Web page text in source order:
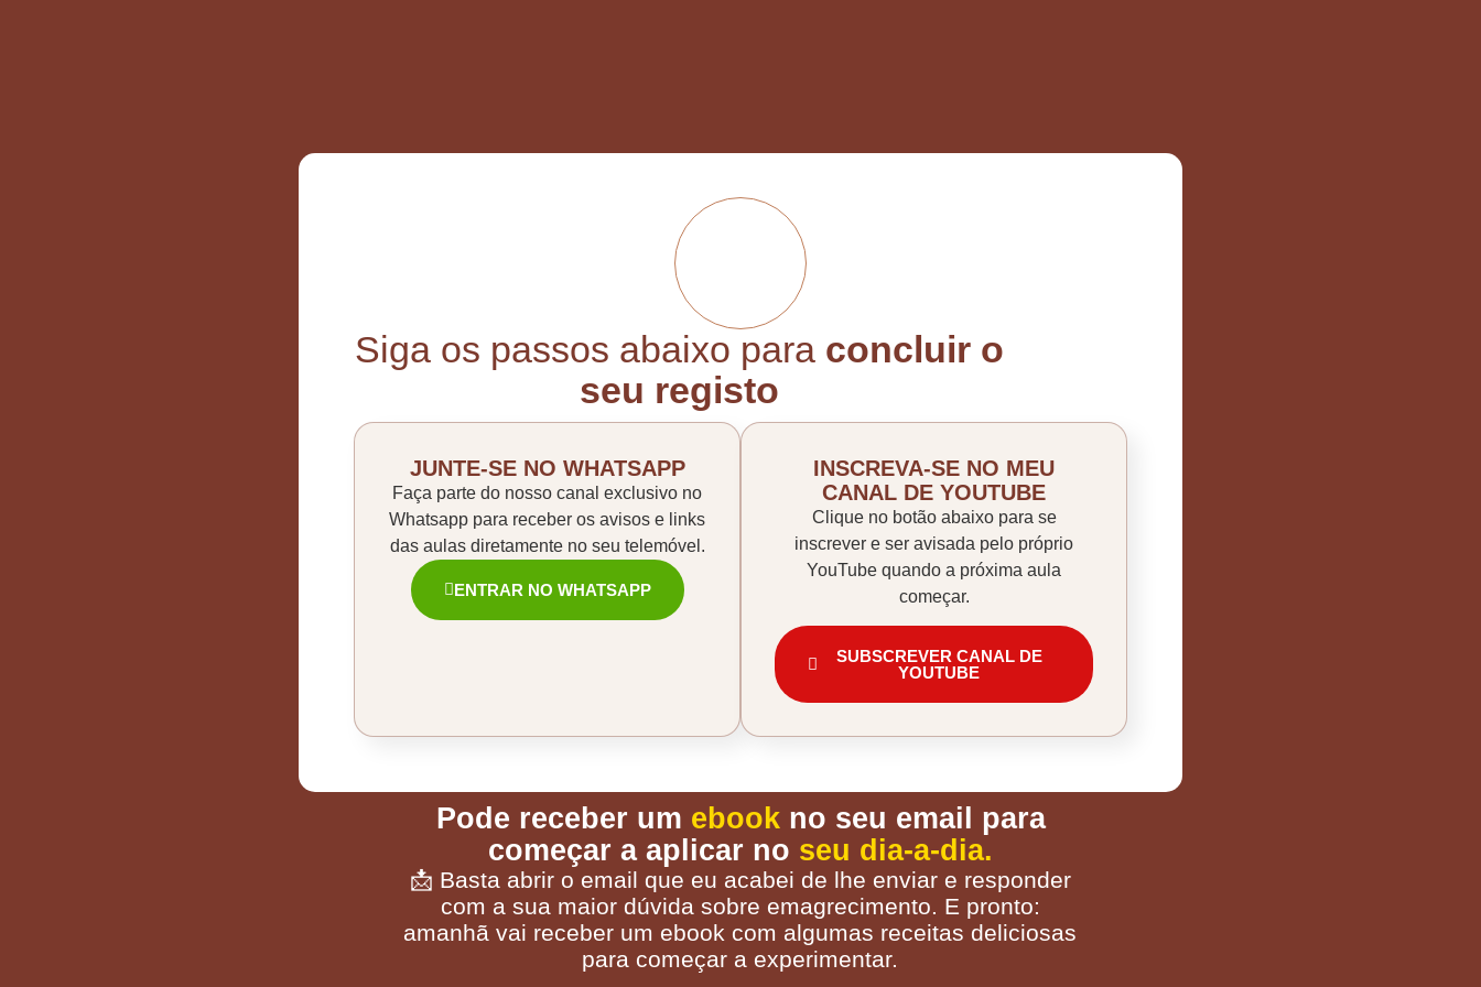
Siga os passos abaixo para concluir o
seu registo
JUNTE-SE NO WHATSAPP
Faça parte do nosso canal exclusivo no
Whatsapp para receber os avisos e links
das aulas diretamente no seu telemóvel.
ENTRAR NO WHATSAPP
INSCREVA-SE NO MEU
CANAL DE YOUTUBE
Clique no botão abaixo para se
inscrever e ser avisada pelo próprio
YouTube quando a próxima aula
começar.
SUBSCREVER CANAL DE
YOUTUBE
Pode receber um ebook no seu email para
começar a aplicar no seu dia-a-dia.
📩 Basta abrir o email que eu acabei de lhe enviar e responder
com a sua maior dúvida sobre emagrecimento. E pronto:
amanhã vai receber um ebook com algumas receitas deliciosas
para começar a experimentar.